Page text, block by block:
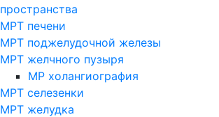
пространства
МРТ печени
МРТ поджелудочной железы
МРТ желчного пузыря
МР холангиография
МРТ селезенки
МРТ желудка